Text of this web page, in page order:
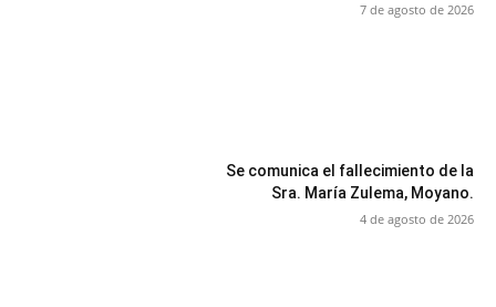
7 de agosto de 2026
Se comunica el fallecimiento de la
Sra. María Zulema, Moyano.
4 de agosto de 2026